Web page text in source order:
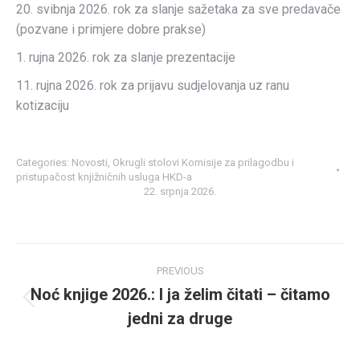
20. svibnja 2026. rok za slanje sažetaka za sve predavače
(pozvane i primjere dobre prakse)
1. rujna 2026. rok za slanje prezentacije
11. rujna 2026. rok za prijavu sudjelovanja uz ranu
kotizaciju
Categories: Novosti Okrugli stolovi Komisije za prilagodbu i
pristupačost knjižničnih usluga HKD-a
22. srpnja 2026.
navigation
PREVIOUS
post:
Noć knjige 2026.: I ja želim čitati – čitamo
jedni za druge